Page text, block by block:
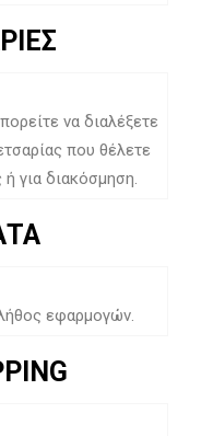
να διαλέξετε
που θέλετε
για διακόσμηση.
εφαρμογών.